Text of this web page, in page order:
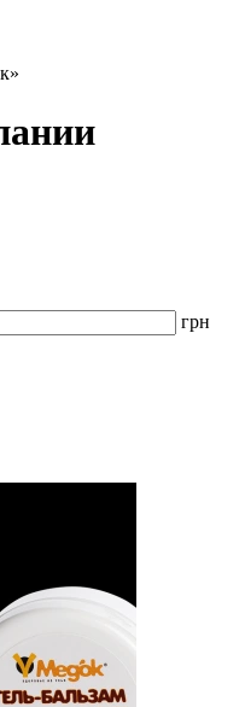
грн